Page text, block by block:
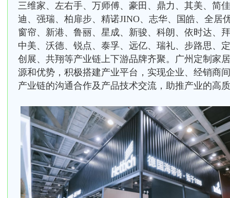
三维家、左右手、万师傅、豪田、鼎力、其美、简
迪、强瑞、柏扉步、精诺JINO、志华、国皓、全居
窗帘、新港、鲁丽、星成、新骏、科朗、依时达、
中美、沃德、锐点、泰孚、远亿、瑞礼、步路思、
创展、共翔等产业链上下游品牌齐聚。广州定制家
源和优势，积极搭建产业平台，实现企业、经销商
产业链的沟通合作及产品技术交流，助推产业的高